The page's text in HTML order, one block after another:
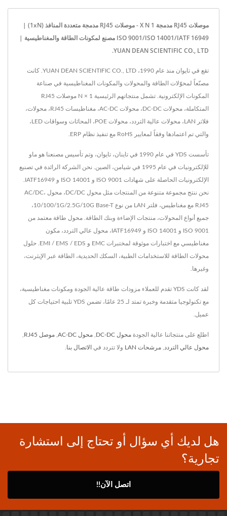
موصلات RJ45 مدمجة 1 X N - موصلات RJ45 مدمجة متعددة المنافذ (1xN) |
ISO 9001/ISO 14001/IATF 16949 مصنع لمكونات الطاقة والمغناطيسية |
YUAN DEAN SCIENTIFIC CO., LTD.
تقع في تايوان منذ عام 1990، YUAN DEAN SCIENTIFIC CO., LTD. كانت
مصنّعاً لمحوّلات الطاقة والمحولات والمكونات المغناطيسية في صناعة
المكونات الإلكترونية. تشمل منتجاتهم الرئيسية 1 × N موصلات RJ45
المتكاملة، محولات DC-DC، محولات AC-DC، مغناطيسات RJ45، محولات،
فلاتر LAN، محولات عالية التردد، محولات POE، المحاثات وسواقات LED،
والتي تم اعتمادها وفقاً لمعايير RoHS مع تنفيذ نظام ERP.
تأسست YDS في عام 1990 في تاينان، تايوان، وتم تأسيس مصنعنا هو ماو
للإلكترونيات في عام 1995 في شيامن، الصين. نحن الشركة الرائدة في تصنيع
نحن ننتج مجموعة متنوعة من المنتجات مثل محول DC/DC، محول AC/DC،
RJ45 مع مغناطيس، فلتر LAN من نوع 10/100/1G/2.5G/10G Base-T،
جميع أنواع المحولات، منتجات الإضاءة وبنك الطاقة. محول طاقة معتمد من
ISO 9001 و ISO 14001 و IATF16949، محول عالي التردد، مكون
مغناطيسي مع اختبارات موثوقة لمختبرات EMC و EMI / EMS / EDS. حلول
محولات الطاقة للاستخدامات الطبية، السكك الحديدية، الطاقة عبر الإيثرنت،
وغيرها.
لقد كانت YDS تقدم للعملاء مزودات طاقة عالية الجودة ومكونات مغناطيسية،
مع تكنولوجيا متقدمة وخبرة تمتد لـ 25 عامًا، تضمن YDS تلبية احتياجات كل
عميل.
اطلع على منتجاتنا عالية الجودة محول DC-DC محول AC-DC موصل RJ45
محول عالي التردد مرشحات LAN ولا تتردد في الاتصال بنا
هل لديك أي سؤال أو تحتاج إلى استشارة
تجارية؟
اتصل الآن!!